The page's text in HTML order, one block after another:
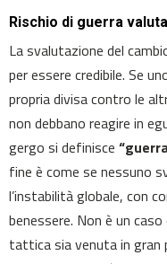
Rischio di guerra
La svalutazione del
per essere credibile. Se
propria divisa contro le
non debbano reagire in
gergo si definisce
fine è come se nessuno
l’instabilità globale, con
benessere. Non è un
tattica sia venuta in gran